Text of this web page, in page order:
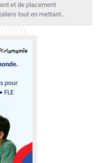
et de placement
tout en mettant…